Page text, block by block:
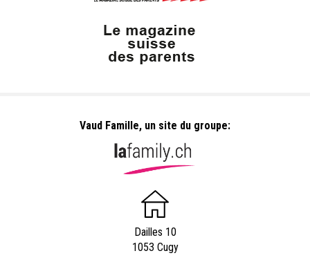
Vaud Famille, un site du groupe:
Dailles 10
1053 Cugy